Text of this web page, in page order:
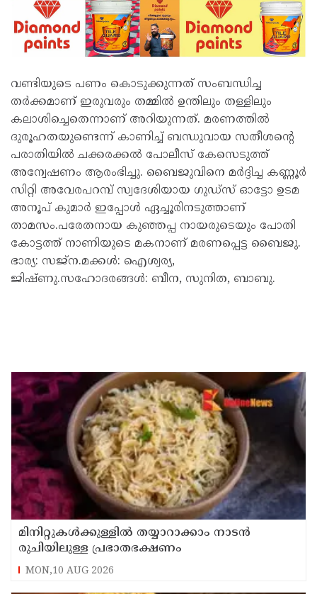
വണ്ടിയുടെ പണം കൊടുക്കുന്നത് സംബന്ധിച്ച
തർക്കമാണ് ഇരുവരും തമ്മിൽ ഉന്തിലും തള്ളിലും
കലാശിച്ചെതെന്നാണ് അറിയുന്നത്. മരണത്തിൽ
ദുരൂഹതയുണ്ടെന്ന് കാണിച്ച് ബന്ധുവായ സതീശന്റെ
പരാതിയിൽ ചക്കരക്കൽ പോലീസ് കേസെടുത്ത്
അന്വേഷണം ആരംഭിച്ചു. ബൈജുവിനെ മർദ്ദിച്ച കണ്ണൂർ
സിറ്റി അവേരപറമ്പ് സ്വദേശിയായ ഗുഡ്സ് ഓട്ടോ ഉടമ
അനൂപ് കുമാർ ഇപ്പോൾ ഏച്ചൂരിനടുത്താണ്
താമസം.പരേതനായ കുഞ്ഞപ്പ നായരുടെയും പോതി
കോട്ടത്ത് നാണിയുടെ മകനാണ് മരണപ്പെട്ട ബൈജു.
ഭാര്യ: സജ്ന.മക്കൾ: ഐശ്വര്യ,
ജിഷ്ണു.സഹോദരങ്ങൾ: ബീന, സുനിത, ബാബു.
മിനിറ്റുകൾക്കുള്ളിൽ തയ്യാറാക്കാം നാടൻ
രുചിയിലുള്ള പ്രഭാതഭക്ഷണം
MON,10 AUG 2026